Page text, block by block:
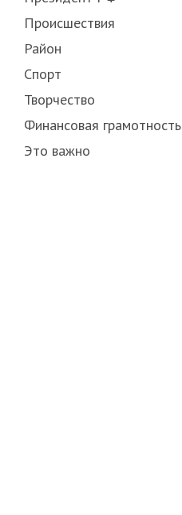
Происшествия
Район
Спорт
Творчество
Финансовая грамотность
Это важно